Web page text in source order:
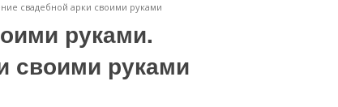
свадебной арки своими руками
руками.
своими руками